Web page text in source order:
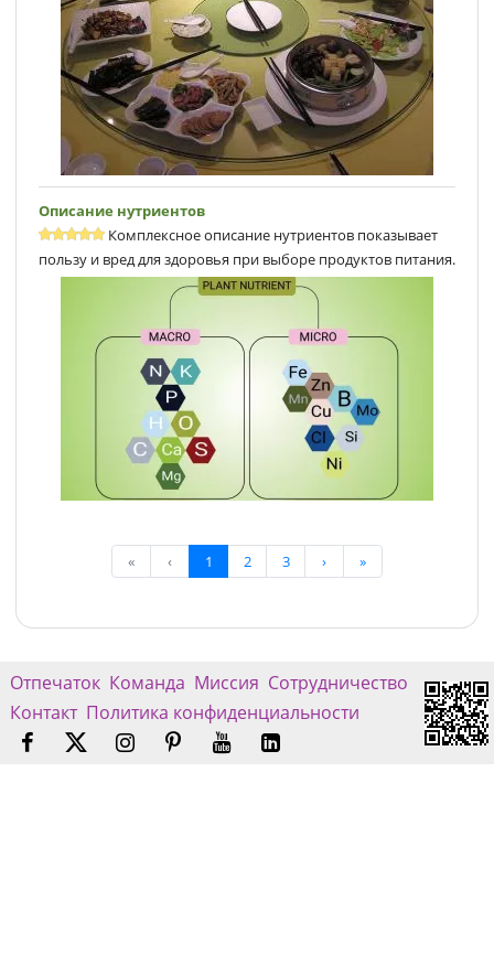
Описание нутриентов
Комплексное описание нутриентов показывает
пользу и вред для здоровья при выборе продуктов питания.
« ‹ 1 2 3 › »
Отпечаток Команда Миссия Сотрудничество
Контакт Политика конфиденциальности